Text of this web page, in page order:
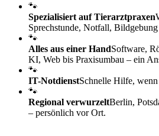
🐾
Spezialisiert auf Tierarztpraxen
Sprechstunde, Notfall,
🐾
Alles aus einer HandSoftware,
KI, Web bis Praxisumbau – ein
🐾
IT-NotdienstSchnelle Hilfe, wenn
🐾
Regional verwurzeltBerlin,
– persönlich vor Ort.